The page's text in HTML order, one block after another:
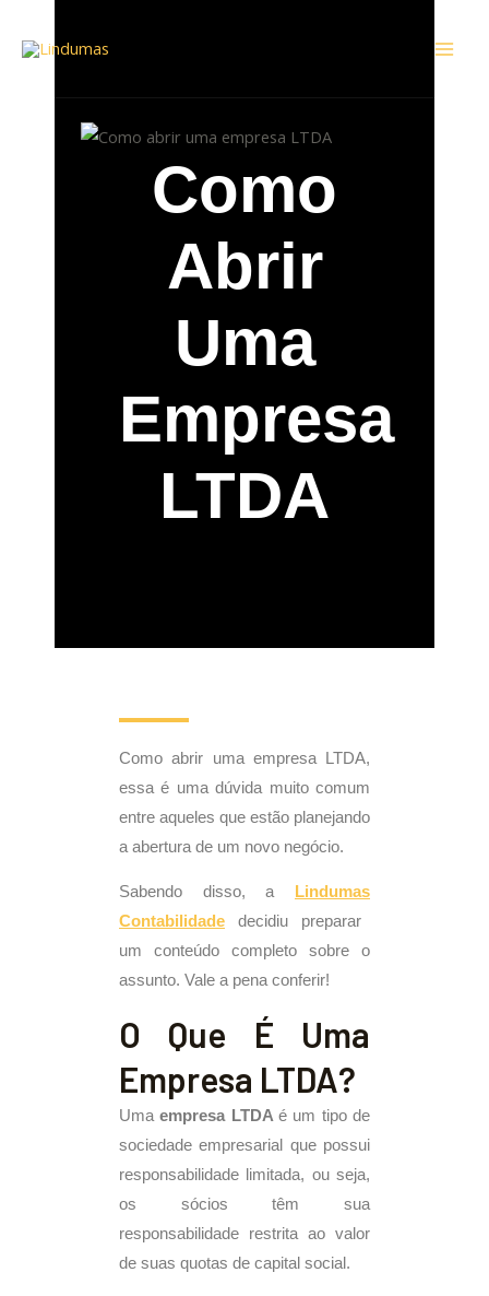
para
Como
Abrir
Uma
Empresa
LTDA
Como abrir uma empresa LTDA,
essa é uma dúvida muito comum
entre aqueles que estão planejando
a abertura de um novo negócio.
Sabendo disso, a
Lindumas
Contabilidade decidiu preparar
um conteúdo completo sobre o
assunto. Vale a pena conferir!
O Que É Uma
Empresa LTDA?
Umaempresa LTDAé um tipo de
sociedade empresarial que possui
responsabilidade limitada, ou seja,
os sócios têm sua
responsabilidade restrita ao valor
de suas quotas de capital social.